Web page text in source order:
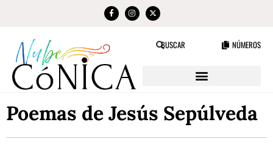
BUSCAR NÚMEROS
Poemas de Jesús Sepúlveda